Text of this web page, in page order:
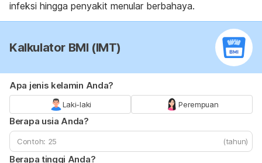
infeksi hingga penyakit menular berbahaya.
Kalkulator BMI (IMT)
Apa jenis kelamin Anda?
Laki-laki Perempuan
Berapa usia Anda?
(tahun)
Berapa tinggi Anda?